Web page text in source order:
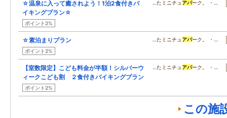
☆温泉に入って癒されよう！1泊2食付きバ
イキングプラン☆
ポイント2%
…たミニチュ アパーク。 ・…
☆素泊まりプラン
ポイント2%
…たミニチュ アパーク。 ・…
【室数限定】こども料金が半額！シルバーウ
ィークこども割 ２食付きバイキングプラン
ポイント2%
…たミニチュ アパーク。 ・…
この施